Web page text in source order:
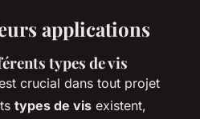
applications
types de vis
crucial dans tout projet
types de vis existent,